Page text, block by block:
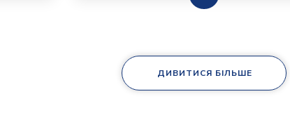
ДИВИТИСЯ БІЛЬШЕ